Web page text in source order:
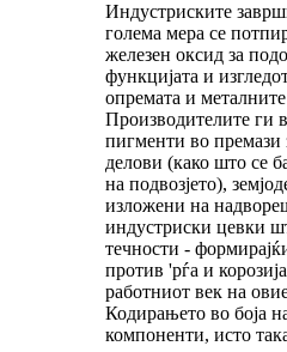
Индустриските
голема мера се
железен оксид за
функцијата и
опремата и
Производителите ги
пигменти во премази
делови (како што се
на подвозјето),
изложени на
индустриски цевки
течности -
против 'рѓа и
работниот век на
Кодирањето во боја
компоненти, исто